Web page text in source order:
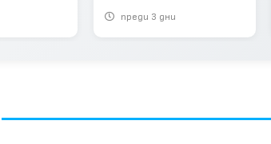
му (видео)
преди 3 дни